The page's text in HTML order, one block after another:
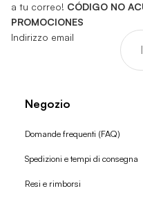
a tu correo! CÓDIGO NO
PROMOCIONES
Indirizzo email
Negozio
Domande frequenti (FAQ)
Spedizioni e tempi di consegna
Resi e rimborsi